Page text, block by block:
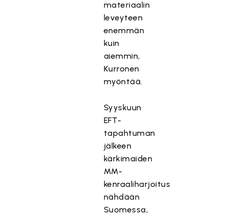
materiaalin
leveyteen
enemmän
kuin
aiemmin,
Kurronen
myöntää.
Syyskuun
EFT-
tapahtuman
jälkeen
kärkimaiden
MM-
kenraaliharjoitus
nähdään
Suomessa,